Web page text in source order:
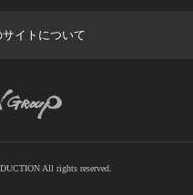
サイトについて
All rights reserved.